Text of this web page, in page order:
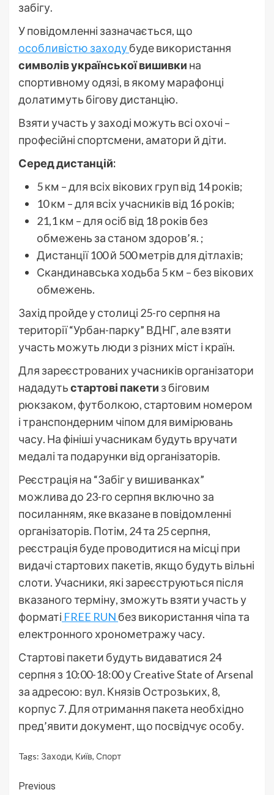
забігу.
У повідомленні зазначається, що
особливістю заходубуде використання
символів української вишивки на
спортивному одязі, в якому марафонці
долатимуть бігову дистанцію.
Взяти участь у заході можуть всі охочі –
професійні спортсмени, аматори й діти.
Серед дистанцій:
5 км – для всіх вікових груп від 14 років;
10 км – для всіх учасників від 16 років;
21,1 км – для осіб від 18 років без
обмежень за станом здоров’я. ;
Дистанції 100 й 500 метрів для дітлахів;
Скандинавська ходьба 5 км – без вікових
обмежень.
Захід пройде у столиці 25-го серпня на
території “Урбан-парку” ВДНГ, але взяти
участь можуть люди з різних міст і країн.
Для зареєстрованих учасників організатори
нададутьстартові пакети з біговим
рюкзаком, футболкою, стартовим номером
і транспондерним чіпом для вимірювань
часу. На фініші учасникам будуть вручати
медалі та подарунки від організаторів.
Реєстрація на “Забіг у вишиванках”
можлива до 23-го серпня включно за
посиланням, яке вказане в повідомленні
організаторів. Потім, 24 та 25 серпня,
реєстрація буде проводитися на місці при
видачі стартових пакетів, якщо будуть вільні
слоти. Учасники, які зареєструються після
вказаного терміну, зможуть взяти участь у
форматі FREE RUN без використання чіпа та
електронного хронометражу часу.
Стартові пакети будуть видаватися 24
серпня з 10:00-18:00 у Creative State of Arsenal
за адресою: вул. Князів Острозьких, 8,
корпус 7. Для отримання пакета необхідно
пред’явити документ, що посвідчує особу.
Tags: Заходи, Київ, Спорт
Continue
Previous